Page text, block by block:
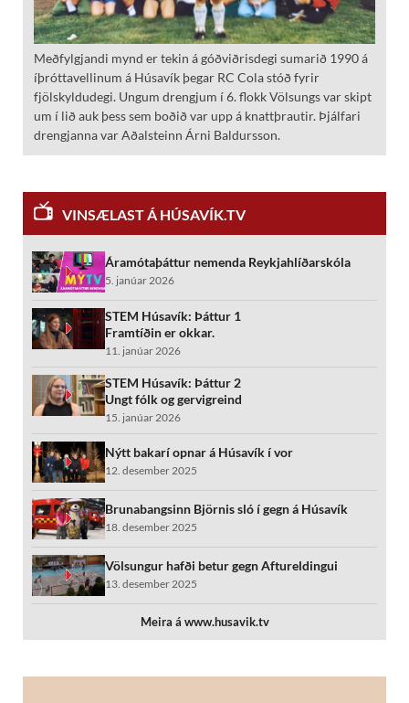
Meðfylgjandi mynd er tekin á góðviðrisdegi sumarið 1990 á
íþróttavellinum á Húsavík þegar RC Cola stóð fyrir
fjölskyldudegi. Ungum drengjum í 6. flokk Völsungs var skipt
um í lið auk þess sem boðið var upp á knattþrautir. Þjálfari
drengjanna var Aðalsteinn Árni Baldursson.
VINSÆLAST Á HÚSAVÍK.TV
Áramótaþáttur nemenda Reykjahlíðarskóla
5. janúar 2026
STEM Húsavík: Þáttur 1
Framtíðin er okkar.
11. janúar 2026
STEM Húsavík: Þáttur 2
Ungt fólk og gervigreind
15. janúar 2026
Nýtt bakarí opnar á Húsavík í vor
12. desember 2025
Brunabangsinn Björnis sló í gegn á Húsavík
18. desember 2025
Völsungur hafði betur gegn Aftureldingui
13. desember 2025
Meira á www.husavik.tv